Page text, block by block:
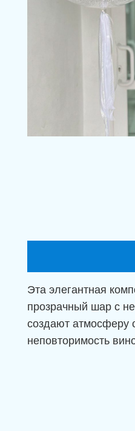
Эта элегантная
прозрачный шар с
создают атмосферу
неповторимость